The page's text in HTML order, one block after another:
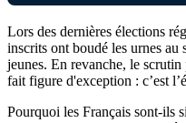
Lors des dernières élections
inscrits ont boudé les urnes au
jeunes. En revanche, le
fait figure d'exception : c’est
Pourquoi les Français sont-ils